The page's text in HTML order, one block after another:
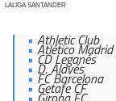
LALIGA SANTANDER
Athletic Club
Atlético Madrid
CD Leganés
D. Alavés
FC Barcelona
Getafe CF